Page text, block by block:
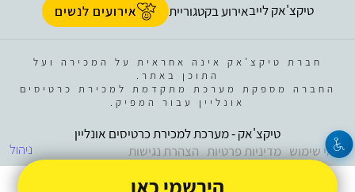
טיקצ'אק לייבאירוע בקטגוריית אירועים לנשים
חברת טיקצ'אק אינה אחראית על המכירה ועל
התוכן באתר.
החברה מספקת מערכת מתקדמת למכירת כרטיסים
אונליין עבור המפיק.
ניהול
טיקצ'אק - מערכת למכירת כרטיסים אונליין
תנאי שימוש מדיניות פרטיות הצהרת נגישות
הירשמי כאן